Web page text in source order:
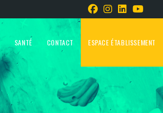
SANTÉ CONTACT ESPACE ÉTABLISSEMENT